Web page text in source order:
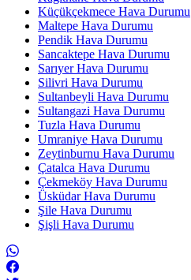
Küçükçekmece Hava Durumu
Maltepe Hava Durumu
Pendik Hava Durumu
Sancaktepe Hava Durumu
Sarıyer Hava Durumu
Silivri Hava Durumu
Sultanbeyli Hava Durumu
Sultangazi Hava Durumu
Tuzla Hava Durumu
Umraniye Hava Durumu
Zeytinburnu Hava Durumu
Çatalca Hava Durumu
Çekmeköy Hava Durumu
Üsküdar Hava Durumu
Şile Hava Durumu
Şişli Hava Durumu